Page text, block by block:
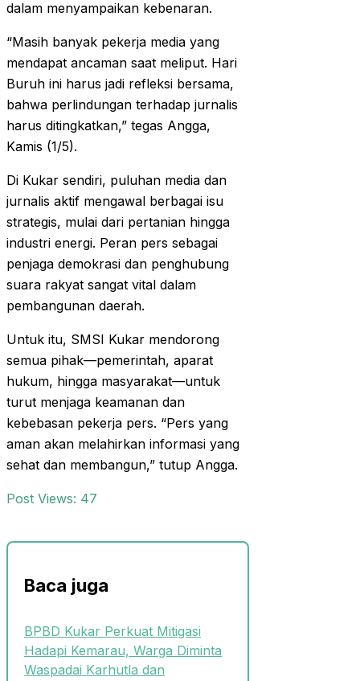
dalam menyampaikan kebenaran.
“Masih banyak pekerja media yang
mendapat ancaman saat meliput. Hari
Buruh ini harus jadi refleksi bersama,
bahwa perlindungan terhadap jurnalis
harus ditingkatkan,” tegas Angga,
Kamis (1/5).
Di Kukar sendiri, puluhan media dan
jurnalis aktif mengawal berbagai isu
strategis, mulai dari pertanian hingga
industri energi. Peran pers sebagai
penjaga demokrasi dan penghubung
suara rakyat sangat vital dalam
pembangunan daerah.
Untuk itu, SMSI Kukar mendorong
semua pihak—pemerintah, aparat
hukum, hingga masyarakat—untuk
turut menjaga keamanan dan
kebebasan pekerja pers. “Pers yang
aman akan melahirkan informasi yang
sehat dan membangun,” tutup Angga.
Post Views: 47
Baca juga
BPBD Kukar Perkuat Mitigasi
Hadapi Kemarau, Warga Diminta
Waspadai Karhutla dan